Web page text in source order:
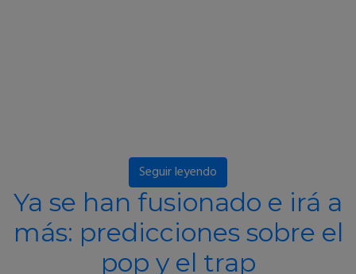
Seguir leyendo
Ya se han fusionado e irá a
más: predicciones sobre el
pop y el trap